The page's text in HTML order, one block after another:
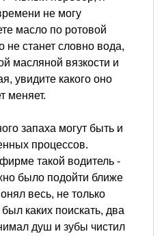
не могу
масло по ротовой
не станет словно вода,
масляной вязкости и
увидите какого оно
меняет.
запаха могут быть и
процессов.
такой водитель -
было подойти ближе
весь, не только
был каких поискать, два
душ и зубы чистил